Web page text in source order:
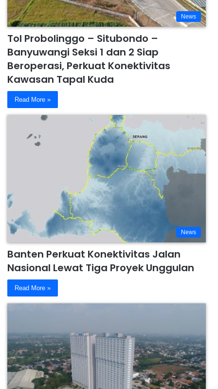
News
Tol Probolinggo – Situbondo –
Banyuwangi Seksi 1 dan 2 Siap
Beroperasi, Perkuat Konektivitas
Kawasan Tapal Kuda
Read More »
News
Banten Perkuat Konektivitas Jalan
Nasional Lewat Tiga Proyek Unggulan
Read More »